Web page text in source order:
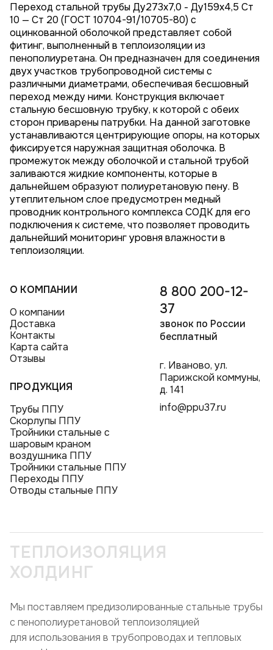
Переход стальной трубы Ду273х7,0 - Ду159x4,5 Ст
10 — Ст 20 (ГОСТ 10704-91/10705-80) с
оцинкованной оболочкой представляет собой
фитинг, выполненный в теплоизоляции из
пенополиуретана. Он предназначен для соединения
двух участков трубопроводной системы с
различными диаметрами, обеспечивая бесшовный
переход между ними. Конструкция включает
стальную бесшовную трубку, к которой с обеих
сторон приварены патрубки. На данной заготовке
устанавливаются центрирующие опоры, на которых
фиксируется наружная защитная оболочка. В
промежуток между оболочкой и стальной трубой
заливаются жидкие компоненты, которые в
дальнейшем образуют полиуретановую пену. В
утеплительном слое предусмотрен медный
проводник контрольного комплекса СОДК для его
подключения к системе, что позволяет проводить
дальнейший мониторинг уровня влажности в
теплоизоляции.
О КОМПАНИИ
О компании
Доставка
Контакты
Карта сайта
Отзывы
ПРОДУКЦИЯ
Трубы ППУ
Скорлупы ППУ
Тройники стальные с
шаровым краном
воздушника ППУ
Тройники стальные ППУ
Переходы ППУ
Отводы стальные ППУ
8 800 200-12-
37
звонок по России
бесплатный
г. Иваново, ул.
Парижской коммуны,
д. 141
info@ppu37.ru
ТЕПЛОИЗОЛЯЦИЯ
ХОЛДИНГ
Мы поставляем предизолированные стальные трубы
с пенополиуретановой теплоизоляцией
для использования в трубопроводах и тепловых